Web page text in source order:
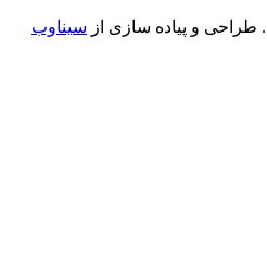
طراحی و پیاده سازی از سیناوب